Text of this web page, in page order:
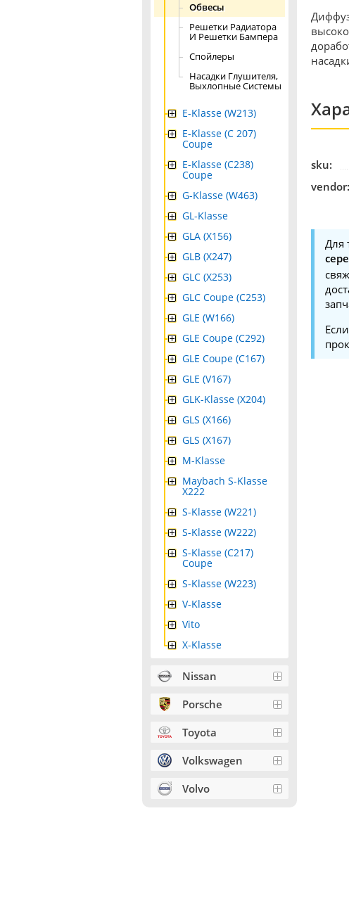
sku:
vendor:
Для
Обвесы
Решетки Радиатора
И Решетки Бампера
Спойлеры
Насадки Глушителя,
Выхлопные Системы
E-Klasse (W213)
E-Klasse (C 207)
Coupe
E-Klasse (C238)
Coupe
G-Klasse (W463)
GL-Klasse
GLA (X156)
GLB (X247)
GLC (X253)
GLC Coupe (C253)
GLE (W166)
GLE Coupe (C292)
GLE Coupe (C167)
GLE (V167)
GLK-Klasse (X204)
GLS (X166)
GLS (X167)
M-Klasse
Maybach S-Klasse
X222
S-Klasse (W221)
S-Klasse (W222)
S-Klasse (C217)
Coupe
S-Klasse (W223)
V-Klasse
Vito
X-Klasse
Nissan
Porsche
Toyota
Volkswagen
Volvo